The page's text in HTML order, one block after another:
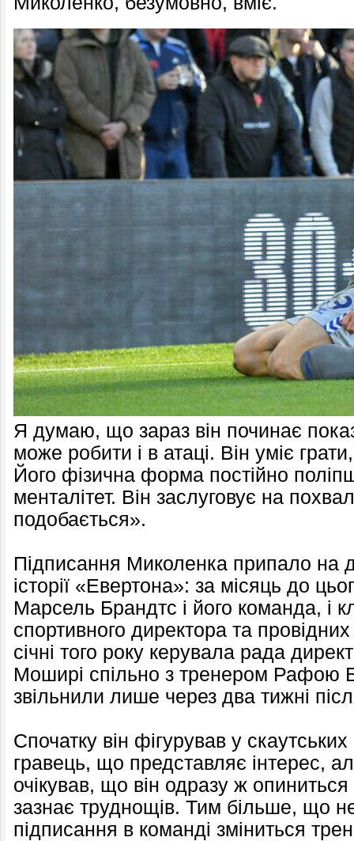
Я думаю, що зараз він починає
може робити і в атаці. Він уміє
Його фізична форма постійно
менталітет. Він заслуговує на
подобається».
Підписання Миколенка припало на
історії «Евертона»: за місяць до
Марсель Брандтс і його команда, і
спортивного директора та
січні того року керувала рада
Моширі спільно з тренером Рафою
звільнили лише через два тижні
Спочатку він фігурував у
гравець, що представляє інтерес,
очікував, що він одразу ж
зазнає труднощів. Тим більше, що
підписання в команді зміниться